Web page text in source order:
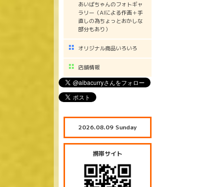
あいばちゃんのフォトギャ
ラリー（AIによる作画＋手
直しの為ちょっとおかしな
部分もあり）
オリジナル商品いろいろ
店舗情報
2026.08.09 Sunday
携帯サイト